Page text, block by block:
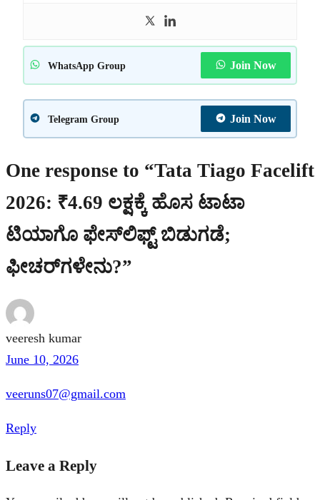
WhatsApp Group Join Now
Telegram Group Join Now
One response to “Tata Tiago Facelift
2026: ₹4.69 ಲಕ್ಷಕ್ಕೆ ಹೊಸ ಟಾಟಾ
ಟಿಯಾಗೊ ಫೇಸ್‌ಲಿಫ್ಟ್ ಬಿಡುಗಡೆ;
ಫೀಚರ್‌ಗಳೇನು?”
veeresh kumar
June 10, 2026
veeruns07@gmail.com
Reply
Leave a Reply